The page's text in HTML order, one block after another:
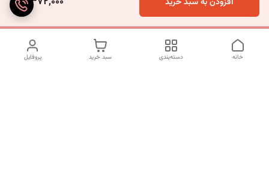
پروفایل سبد خرید دسته‌بندی خانه